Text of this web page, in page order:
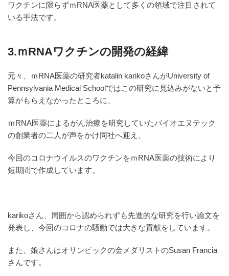
ワクチンに限らずｍRNA医薬として多くの領域で注目されて
いる手法です。
3.ｍRNAワクチンの開発の経緯
元々、ｍRNA医薬の研究者katalin karikoさんがUniversity of
Pennsylvania Medical Schoolではこの研究に見込みがないと予
算がもらえなかったところに、
ｍRNA医薬によるがん治療を研究していたバイオエヌテック
の創業者の二人が声をかけ同社へ迎え、
今回のコロナウイルスのワクチンをｍRNA医薬の技術により
短期間で作成しています。
karikoさん、周囲から認められずも先進的な研究を行い論文を
発表し、今回のコロナの騒動では大きな貢献をしています。
また、娘さんはオリンピックの金メダリストのSusan Francia
さんです。